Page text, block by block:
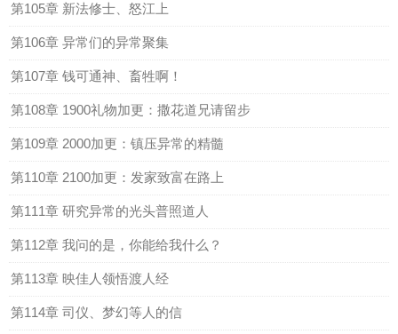
第105章 新法修士、怒江上
第106章 异常们的异常聚集
第107章 钱可通神、畜牲啊！
第108章 1900礼物加更：撒花道兄请留步
第109章 2000加更：镇压异常的精髓
第110章 2100加更：发家致富在路上
第111章 研究异常的光头普照道人
第112章 我问的是，你能给我什么？
第113章 映佳人领悟渡人经
第114章 司仪、梦幻等人的信